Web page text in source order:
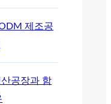
제조공
공장과 함